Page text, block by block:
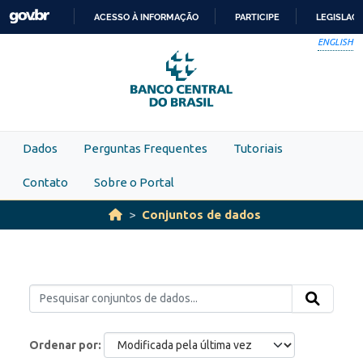
Skip to main content
PARA
O
CONTEÚDO
ACESSO À INFORMAÇÃO PARTICIPE
ENGLISH
Dados Perguntas Frequentes Tutoriais
Contato Sobre o Portal
Conjuntos de dados
Ordenar por